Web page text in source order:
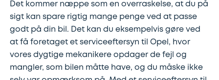
Olieskift
Reparation
af
stenslag
Sikkerhed
Sommerdæk
Synstjek
Det kommer næppe som en overraskelse, at du på
sigt kan spare rigtig mange penge ved at passe
godt på din bil. Det kan du eksempelvis gøre ved
at få foretaget et serviceeftersyn til Opel, hvor
vores dygtige mekanikere opdager de fejl og
mangler, som bilen måtte have, og du måske ikke